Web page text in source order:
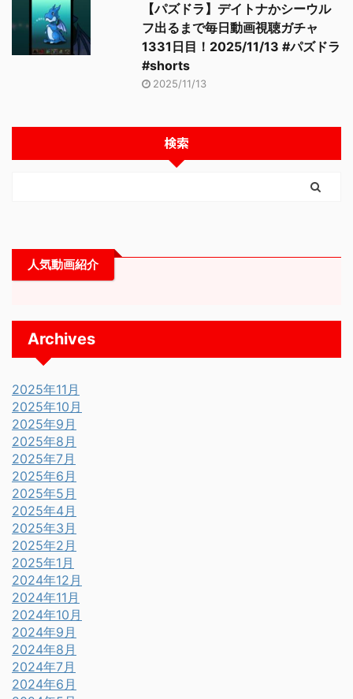
【パズドラ】デイトナかシーウル
フ出るまで毎日動画視聴ガチャ
1331日目！2025/11/13 #パズドラ
#shorts
2025/11/13
検索
人気動画紹介
Archives
2025年11月
2025年10月
2025年9月
2025年8月
2025年7月
2025年6月
2025年5月
2025年4月
2025年3月
2025年2月
2025年1月
2024年12月
2024年11月
2024年10月
2024年9月
2024年8月
2024年7月
2024年6月